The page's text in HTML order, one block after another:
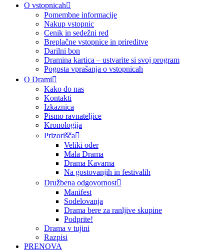
O vstopnicah
Pomembne informacije
Nakup vstopnic
Cenik in sedežni red
Breplačne vstopnice in prireditve
Darilni bon
Dramina kartica – ustvarite si svoj program
Pogosta vprašanja o vstopnicah
O Drami
Kako do nas
Kontakti
Izkaznica
Pismo ravnateljice
Kronologija
Prizorišča
Veliki oder
Mala Drama
Drama Kavarna
Na gostovanjih in festivalih
Družbena odgovornost
Manifest
Sodelovanja
Drama bere za ranljive skupine
Podprite!
Drama v tujini
Razpisi
PRENOVA